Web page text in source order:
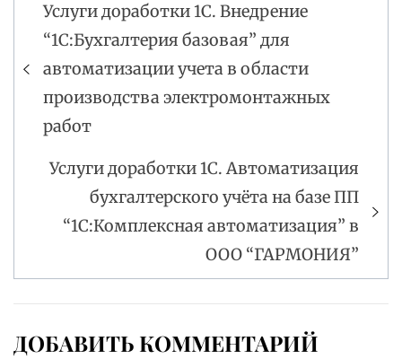
Навигация
по
записям
Услуги доработки 1С. Внедрение
“1С:Бухгалтерия базовая” для
автоматизации учета в области
производства электромонтажных
работ
Услуги доработки 1С. Автоматизация
бухгалтерского учёта на базе ПП
“1С:Комплексная автоматизация” в
ООО “ГАРМОНИЯ”
ДОБАВИТЬ КОММЕНТАРИЙ